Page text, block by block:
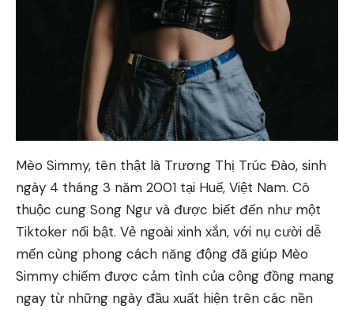
Mèo Simmy, tên thật là Trương Thị Trúc Đào, sinh
ngày 4 tháng 3 năm 2001 tại Huế, Việt Nam. Cô
thuộc cung Song Ngư và được biết đến như một
Tiktoker nổi bật. Vẻ ngoài xinh xắn, với nụ cười dễ
mến cùng phong cách năng động đã giúp Mèo
Simmy chiếm được cảm tình của cộng đồng mạng
ngay từ những ngày đầu xuất hiện trên các nền